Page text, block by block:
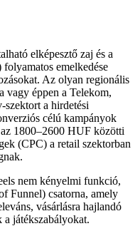
elképesztő zaj és a
emelkedése
Az olyan regionális
vagy éppen a Telekom,
a hirdetési
célú kampányok
1800–2600 HUF közötti
(CPC) a retail szektorban
nem kényelmi funkció,
Funnel) csatorna, amely
vásárlásra hajlandó
játékszabályokat.